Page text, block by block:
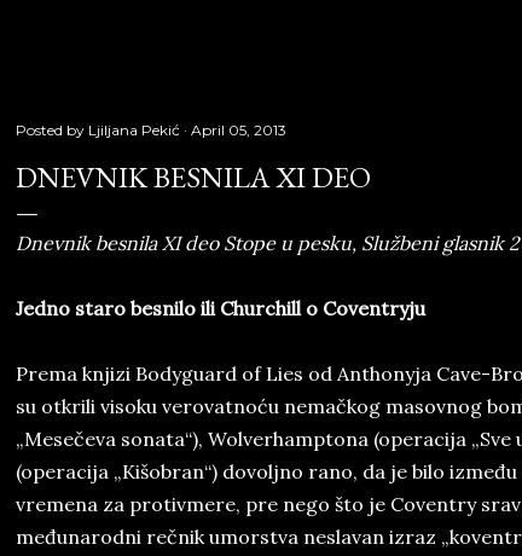
Posted by Ljiljana Pekić April 05, 2013
DNEVNIK BESNILA XI DEO
Dnevnik besnila XI deo Stope u pesku, Službeni glasnik
Jedno staro besnilo ili Churchill o Coventryju
Prema knjizi Bodyguard of Lies od Anthonyja Cave-
su otkrili visoku verovatnoću nemačkog masovnog
„Mesečeva sonata“), Wolverhamptona (operacija
(operacija „Kišobran“) dovoljno rano, da je bilo
vremena za protivmere, pre nego što je Coventry
međunarodni rečnik umorstva neslavan izraz